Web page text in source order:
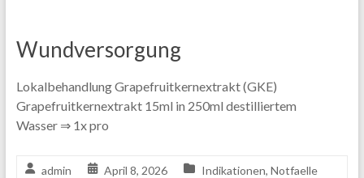
Wundversorgung
Lokalbehandlung Grapefruitkernextrakt (GKE)
Grapefruitkernextrakt 15ml in 250ml destilliertem
Wasser ⇒ 1x pro
admin April 8, 2026 Indikationen, Notfaelle